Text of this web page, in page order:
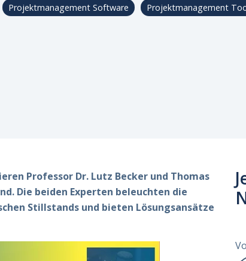
Projektmanagement Software Projektmanagement
Professor Dr. Lutz Becker und Thomas
Die beiden Experten beleuchten die
Stillstands und bieten Lösungsansätze